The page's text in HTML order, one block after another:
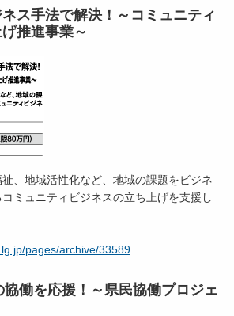
ス手法で解決！～コミュニティ
推進事業～
、地域活性化など、地域の課題をビジネ
ミュニティビジネスの立ち上げを支援し
pages/archive/33589
協働を応援！～県民協働プロジェ